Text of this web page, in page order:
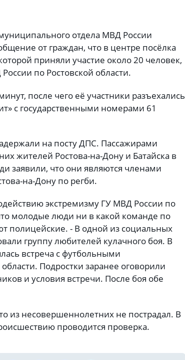
отдела МВД России
от граждан, что в центре посёлка
приняли участие около 20 человек,
по Ростовской области.
после чего её участники разъехались
с государственными номерами 61
на посту ДПС. Пассажирами
жителей Ростова-на-Дону и Батайска в
заявили, что они являются членами
на-Дону по регби.
экстремизму ГУ МВД России по
молодые люди ни в какой команде по
полицейские. - В одной из социальных
группу любителей кулачного боя. В
встреча с футбольными
Подростки заранее оговорили
и условия встречи. После боя обе
из несовершеннолетних не пострадал. В
проводится проверка.